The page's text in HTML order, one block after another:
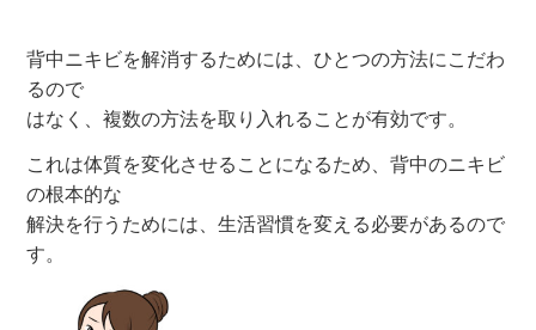
背中ニキビを解消するためには、ひとつの方法にこだわ
るので
はなく、複数の方法を取り入れることが有効です。
これは体質を変化させることになるため、背中のニキビ
の根本的な
解決を行うためには、生活習慣を変える必要があるので
す。